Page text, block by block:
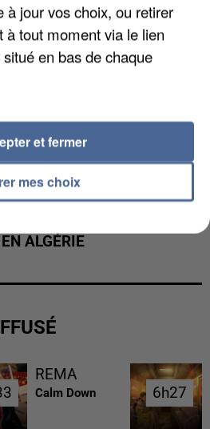
ALGÉRIE
REMA
Calm Down 6h27
6h27
à jour vos choix, ou retirer
à tout moment via le lien
en bas de chaque
mes choix
et fermer